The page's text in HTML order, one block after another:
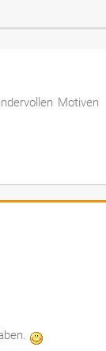
Motiven